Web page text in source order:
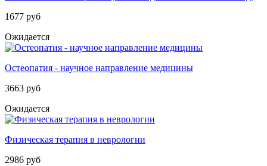
1677 руб
Ожидается
Остеопатия - научное направление медицины
3663 руб
Ожидается
Физическая терапия в неврологии
2986 руб